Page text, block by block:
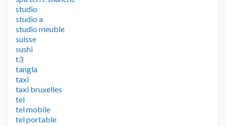
studio
studio a
studio meuble
suisse
sushi
t3
tangla
taxi
taxi bruxelles
tel
tel mobile
tel portable